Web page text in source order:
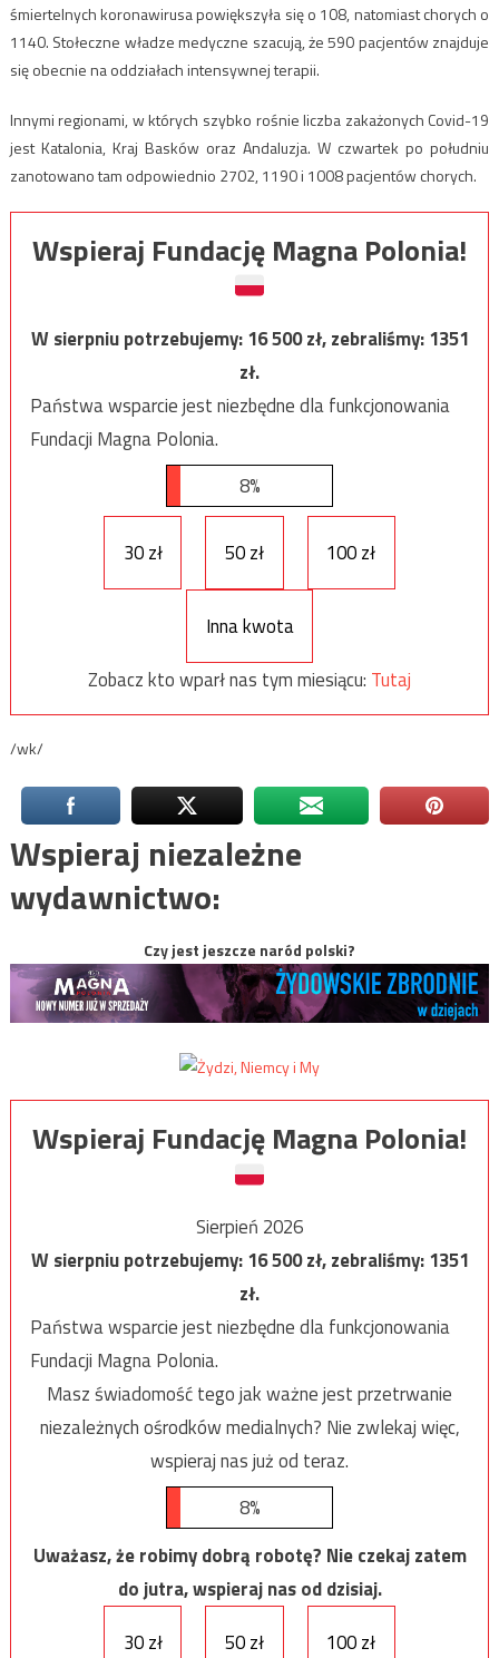
śmiertelnych koronawirusa powiększyła się o 108, natomiast chorych o
1140. Stołeczne władze medyczne szacują, że 590 pacjentów znajduje
się obecnie na oddziałach intensywnej terapii.
Innymi regionami, w których szybko rośnie liczba zakażonych Covid-19
jest Katalonia, Kraj Basków oraz Andaluzja. W czwartek po południu
zanotowano tam odpowiednio 2702, 1190 i 1008 pacjentów chorych.
Wspieraj Fundację Magna Polonia!
W sierpniu potrzebujemy:16 500zł, zebraliśmy:1351
zł.
Państwa wsparcie jest niezbędne dla funkcjonowania
Fundacji Magna Polonia.
8%
30 zł 50 zł 100 zł
Inna kwota
Zobacz kto wparł nas tym miesiącu: Tutaj
/wk/
Wspieraj niezależne
wydawnictwo:
Czy jest jeszcze naród polski?
Wspieraj Fundację Magna Polonia!
Sierpień 2026
W sierpniu potrzebujemy:16 500zł, zebraliśmy:1351
zł.
Państwa wsparcie jest niezbędne dla funkcjonowania
Fundacji Magna Polonia.
Masz świadomość tego jak ważne jest przetrwanie
niezależnych ośrodków medialnych? Nie zwlekaj więc,
wspieraj nas już od teraz.
8%
Uważasz, że robimy dobrą robotę? Nie czekaj zatem
do jutra, wspieraj nas od dzisiaj.
30 zł
50 zł 100 zł